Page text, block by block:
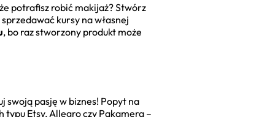
potrafisz robić makijaż? Stwórz
kursy na własnej
, bo raz stworzony produkt może
swoją pasję w biznes! Popyt na
Etsy, Allegro czy Pakamera –